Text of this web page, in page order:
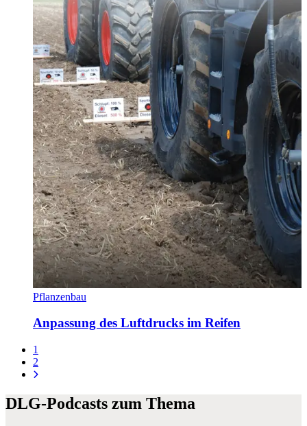
Pflanzenbau
Anpassung des Luftdrucks im Reifen
1
2
DLG-Podcasts zum Thema